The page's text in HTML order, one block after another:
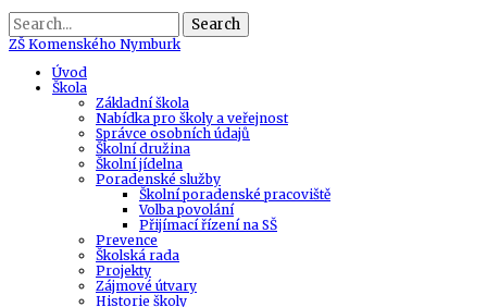
Search
ZŠ Komenského Nymburk
Úvod
Škola
Základní škola
Nabídka pro školy a veřejnost
Správce osobních údajů
Školní družina
Školní jídelna
Poradenské služby
Školní poradenské pracoviště
Volba povolání
Přijímací řízení na SŠ
Prevence
Školská rada
Projekty
Zájmové útvary
Historie školy